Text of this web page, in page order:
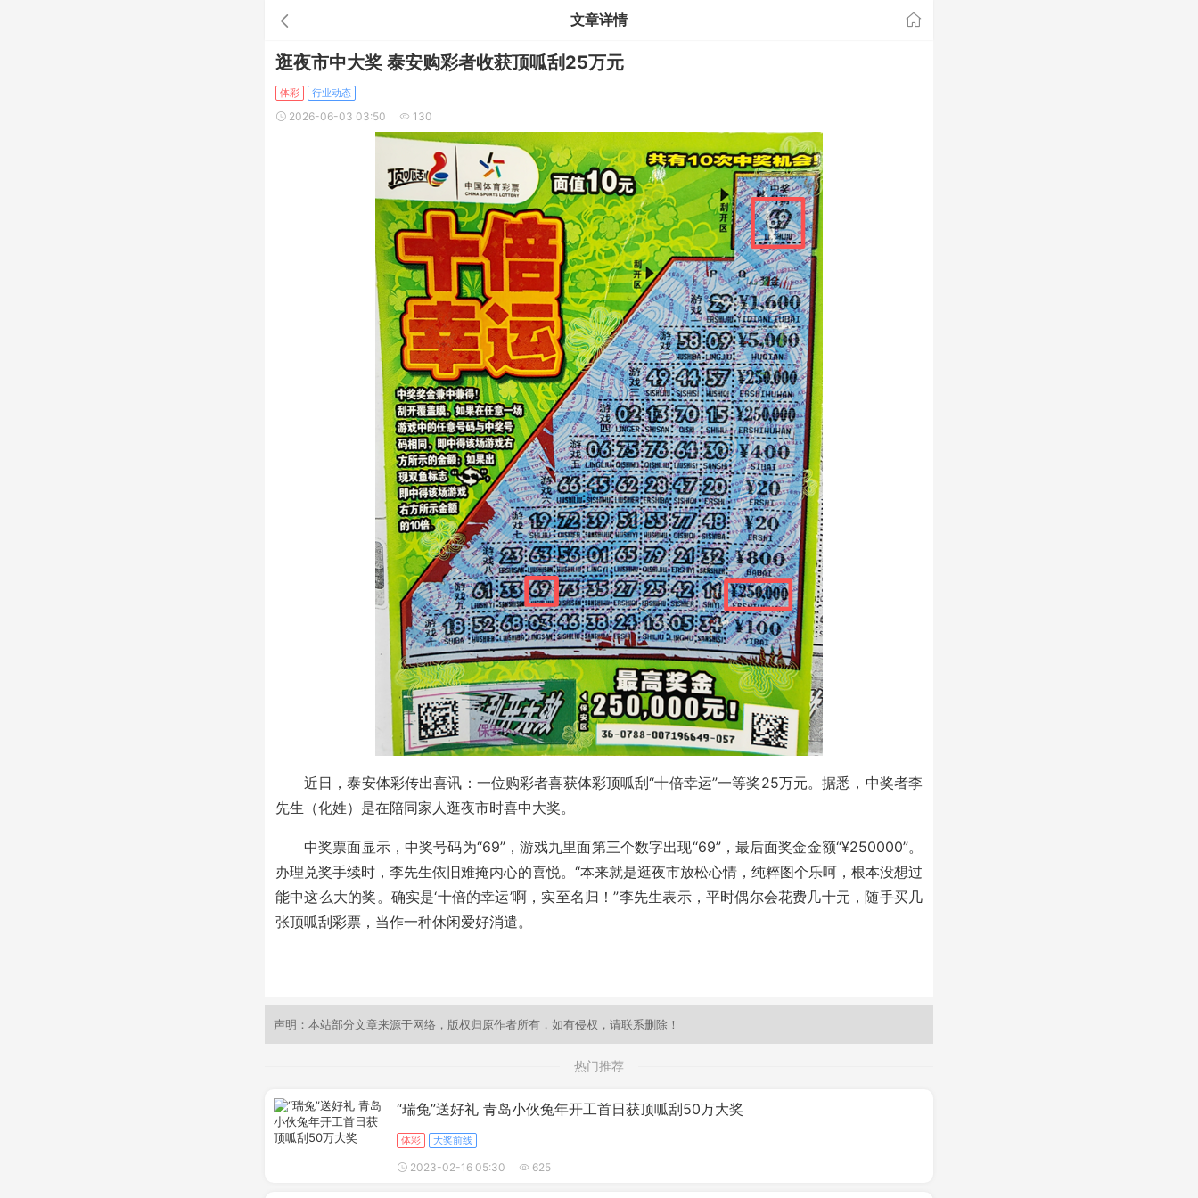
文章详情
逛夜市中大奖 泰安购彩者收获顶呱刮25万元
体彩 行业动态
2026-06-03 03:50 130
近日，泰安体彩传出喜讯：一位购彩者喜获体彩顶呱刮“十倍幸运”一等奖25万元。据悉，中奖者李
先生（化姓）是在陪同家人逛夜市时喜中大奖。
中奖票面显示，中奖号码为“69”，游戏九里面第三个数字出现“69”，最后面奖金金额“¥250000”。
办理兑奖手续时，李先生依旧难掩内心的喜悦。“本来就是逛夜市放松心情，纯粹图个乐呵，根本没想过
能中这么大的奖。确实是‘十倍的幸运’啊，实至名归！”李先生表示，平时偶尔会花费几十元，随手买几
张顶呱刮彩票，当作一种休闲爱好消遣。
声明：本站部分文章来源于网络，版权归原作者所有，如有侵权，请联系删除！
热门推荐
“瑞兔”送好礼 青岛小伙兔年开工首日获顶呱刮50万大奖
体彩 大奖前线
2023-02-16 05:30 625